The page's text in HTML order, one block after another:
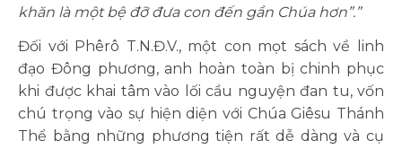
khăn là một bệ đỡ đưa con đến gần Chúa hơn”.”
Đối với Phêrô T.N.Đ.V., một con mọt sách về linh
đạo Đông phương, anh hoàn toàn bị chinh phục
khi được khai tâm vào lối cầu nguyện đan tu, vốn
chú trọng vào sự hiện diện với Chúa Giêsu Thánh
Thể bằng những phương tiện rất dễ dàng và cụ